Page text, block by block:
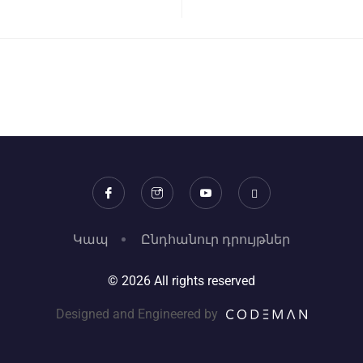
Կապ Ընդհանուր դրույթներ
© 2026 All rights reserved
Designed and Engineered by